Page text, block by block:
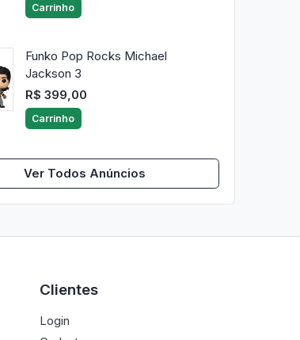
Carrinho
Funko Pop Rocks Michael
Jackson 3
R$ 399,00
Carrinho
Ver Todos Anúncios
Clientes
Login